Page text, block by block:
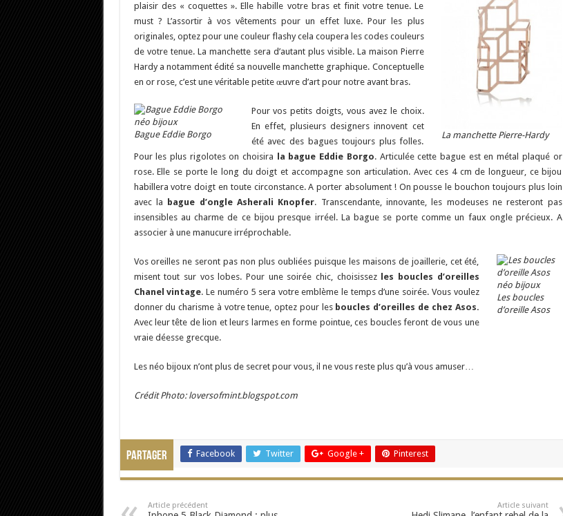
La manchette Pierre-Hardy
plaisir des « coquettes ». Elle habille votre bras et finit votre tenue. Le
must ? L’assortir à vos vêtements pour un effet luxe. Pour les plus
originales, optez pour une couleur flashy cela coupera les codes couleurs
de votre tenue. La manchette sera d’autant plus visible. La maison Pierre
Hardy a notamment édité sa nouvelle manchette graphique. Conceptuelle
en or rose, c’est une véritable petite œuvre d’art pour notre avant bras.
Bague Eddie Borgo
Pour vos petits doigts, vous avez le choix.
En effet, plusieurs designers innovent cet
été avec des bagues toujours plus folles.
Pour les plus rigolotes on choisira
la bague Eddie Borgo. Articulée cette bague est en métal plaqué or
rose. Elle se porte le long du doigt et accompagne son articulation. Avec ces 4 cm de longueur, ce bijou
habillera votre doigt en toute circonstance. A porter absolument ! On pousse le bouchon toujours plus loin
avec la bague d’ongle Asherali Knopfer. Transcendante, innovante, les modeuses ne resteront pas
insensibles au charme de ce bijou presque irréel. La bague se porte comme un faux ongle précieux. A
associer à une manucure irréprochable.
Les boucles
d’oreille Asos
Vos oreilles ne seront pas non plus oubliées puisque les maisons de joaillerie, cet été,
misent tout sur vos lobes. Pour une soirée chic, choisissez
les boucles d’oreilles
Chanel vintage. Le numéro 5 sera votre emblème le temps d’une soirée. Vous voulez
donner du charisme à votre tenue, optez pour les boucles d’oreilles de chez Asos.
Avec leur tête de lion et leurs larmes en forme pointue, ces boucles feront de vous une
vraie déesse grecque.
Les néo bijoux n’ont plus de secret pour vous, il ne vous reste plus qu’à vous amuser…
Crédit Photo: loversofmint.blogspot.com
Partager Facebook Twitter Google + Pinterest
Article précédent Article suivant